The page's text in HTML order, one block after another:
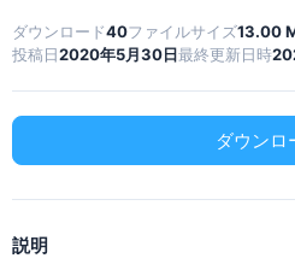
ダウンロード40ファイルサイズ13.00
投稿日2020年5月30日最終更新日時
ダウンロ
説明